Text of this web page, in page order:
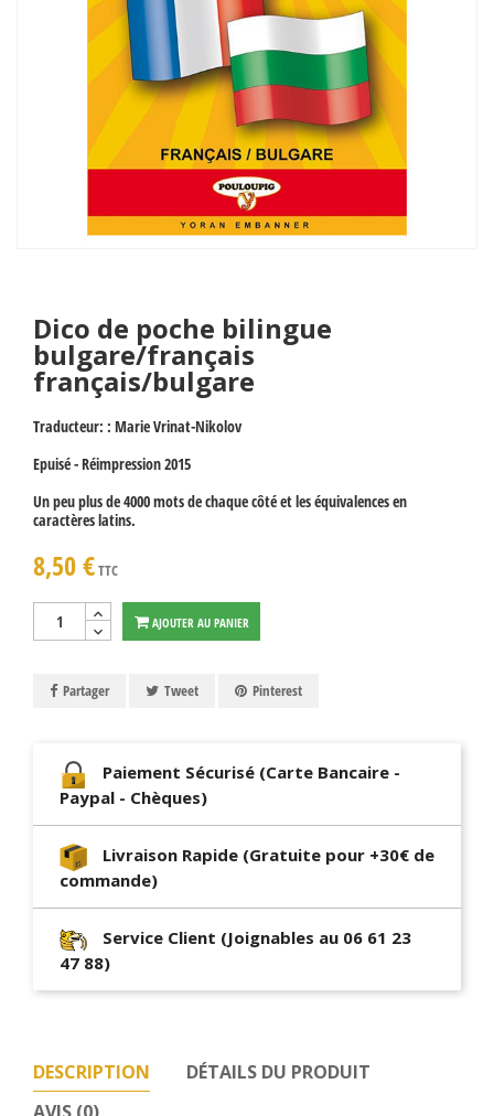
Dico de poche bilingue
bulgare/français
français/bulgare
Traducteur: : Marie Vrinat-Nikolov
Epuisé - Réimpression 2015
Un peu plus de 4000 mots de chaque côté et les équivalences en
caractères latins.
8,50 €TTC
AJOUTER AU PANIER
Partager Tweet Pinterest
Paiement Sécurisé (Carte Bancaire -
Paypal - Chèques)
Livraison Rapide (Gratuite pour +30€ de
commande)
Service Client (Joignables au 06 61 23
47 88)
DESCRIPTION
DÉTAILS DU PRODUIT